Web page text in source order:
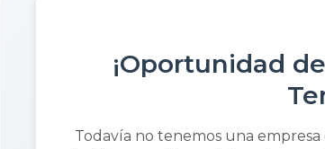
¡Oportunidad
Todavía no tenemos una empresa